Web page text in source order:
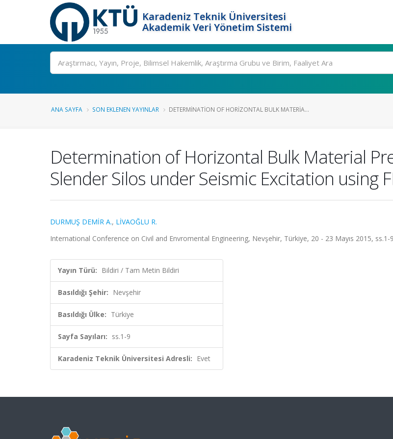
Karadeniz Teknik Üniversitesi
Akademik Veri Yönetim Sistemi
Ara
ANA SAYFA SON EKLENEN YAYINLAR DETERMINATION OF HORIZONTAL BULK MATERIA...
Determination of Horizontal Bulk Material
Slender Silos under Seismic Excitation using
DURMUŞ DEMİR A., LİVAOĞLU R.
International Conference on Civil and Envromental Engineering, Nevşehir, Türkiye, 20 - 23 Mayıs 2015,
Yayın Türü: Bildiri / Tam Metin Bildiri
Basıldığı Şehir: Nevşehir
Basıldığı Ülke: Türkiye
Sayfa Sayıları: ss.1-9
Karadeniz Teknik Üniversitesi Adresli: Evet